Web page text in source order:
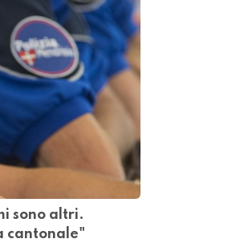
sono altri.
cantonale"